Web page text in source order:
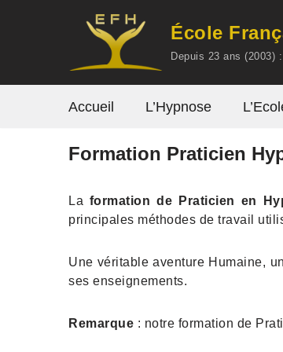
École
Depuis 23 ans (2003)
Accueil L’Hypnose
Formation Praticien
La formation de Praticien en
principales méthodes de travail
Une véritable aventure Humaine,
ses enseignements.
Remarque : notre formation de